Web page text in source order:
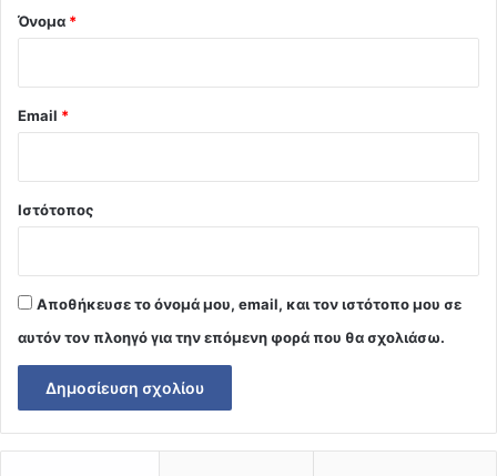
Όνομα *
Email *
Ιστότοπος
Αποθήκευσε το όνομά μου, email, και τον ιστότοπο μου σε
αυτόν τον πλοηγό για την επόμενη φορά που θα σχολιάσω.